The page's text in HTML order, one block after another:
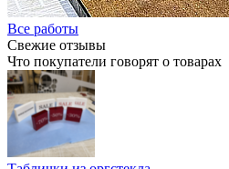
Все работы
Свежие отзывы
Что покупатели говорят о товарах